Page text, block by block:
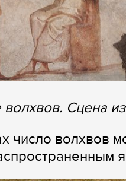
Сцена
число волхвов